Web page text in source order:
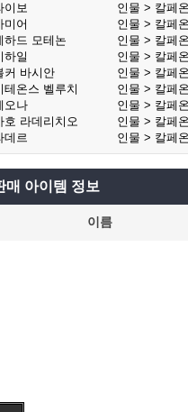
이보
인물 > 칼페
미어
인물 > 칼페
하드 모테논
인물 > 칼페
하일
인물 > 칼페
커 바시안
인물 > 칼페
테온스 벨루치
인물 > 칼페
오나
인물 > 칼페
호 라데리치오
인물 > 칼페
데르
인물 > 칼페
매 아이템 정보
이름